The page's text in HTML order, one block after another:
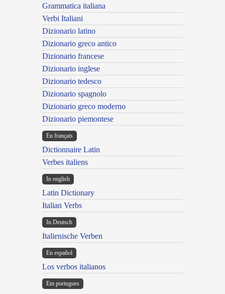
Grammatica italiana
Verbi Italiani
Dizionario latino
Dizionario greco antico
Dizionario francese
Dizionario inglese
Dizionario tedesco
Dizionario spagnolo
Dizionario greco moderno
Dizionario piemontese
En français
Dictionnaire Latin
Verbes italiens
In english
Latin Dictionary
Italian Verbs
In Deutsch
Italienische Verben
En español
Los verbos italianos
Em portugues